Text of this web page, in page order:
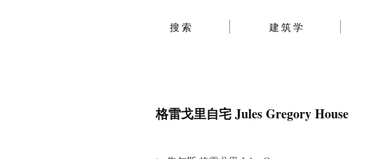
搜索 建筑学
格雷戈里自宅 Jules Gregory House